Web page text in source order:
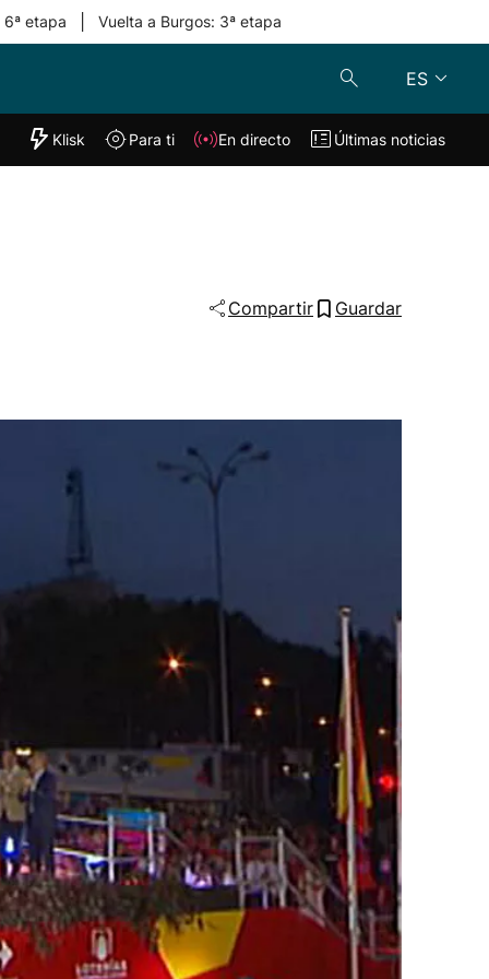
6ª etapa Vuelta a Burgos: 3ª etapa
ES
"Helmuga"
Klisk En directo
Klisk Para ti En directo Últimas noticias
Compartir Guardar